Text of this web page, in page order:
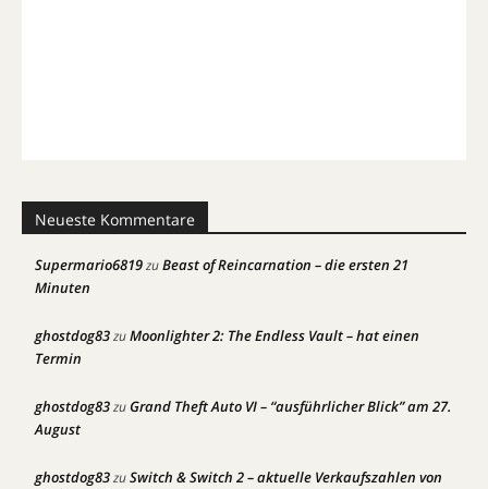
Neueste Kommentare
Supermario6819zuBeast of Reincarnation – die ersten 21
Minuten
ghostdog83zuMoonlighter 2: The Endless Vault – hat einen
Termin
ghostdog83zuGrand Theft Auto VI – “ausführlicher Blick” am 27.
August
ghostdog83zuSwitch & Switch 2 – aktuelle Verkaufszahlen von